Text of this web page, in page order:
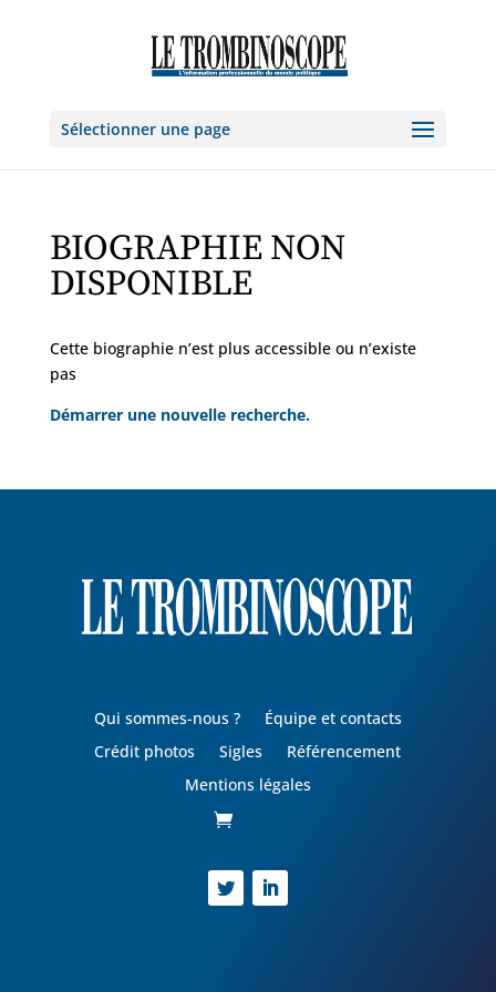
Sélectionner une page
BIOGRAPHIE NON
DISPONIBLE
Cette biographie n’est plus accessible ou n’existe
pas
Démarrer une nouvelle recherche.
Qui sommes-nous ?
Équipe et contacts
Crédit photos
Sigles
Référencement
Mentions légales